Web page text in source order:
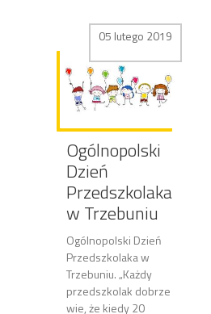
05 lutego 2019
Ogólnopolski
Dzień
Przedszkolaka
w Trzebuniu
Ogólnopolski Dzień
Przedszkolaka w
Trzebuniu. „Każdy
przedszkolak dobrze
wie, że kiedy 20